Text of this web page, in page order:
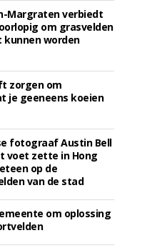
Margraten verbiedt
om grasvelden
worden
zorgen om
je geeneens koeien
fotograaf Austin Bell
voet zette in Hong
op de
van de stad
om oplossing